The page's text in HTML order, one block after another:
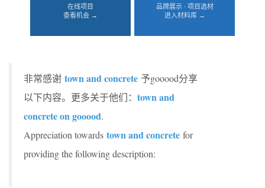
在线项目
查看机会 →
品牌展示 · 项目选材
进入材料库 →
非常感谢 town and concrete 予gooood分享
以下内容。更多关于他们： town and
concrete on gooood.
Appreciation towards town and concrete for
providing the following description: